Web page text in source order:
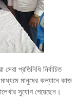
প্রতিনিধি নির্বাচিত
মানুষের কল্যানে কাজ
সুযোগ পেয়েছেন।